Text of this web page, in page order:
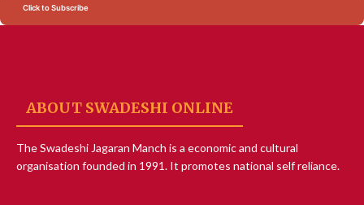
Click to Subscribe
ABOUT SWADESHI ONLINE
The Swadeshi Jagaran Manch is a economic and cultural
organisation founded in 1991. It promotes national self reliance.